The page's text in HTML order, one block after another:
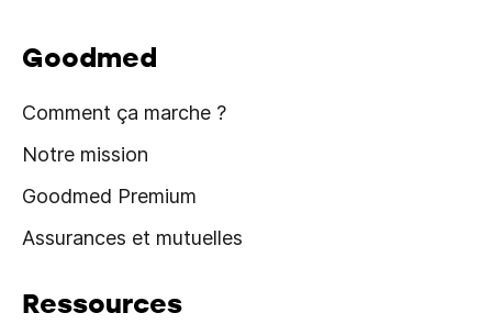
Goodmed
Comment ça marche ?
Notre mission
Goodmed Premium
Assurances et mutuelles
Ressources